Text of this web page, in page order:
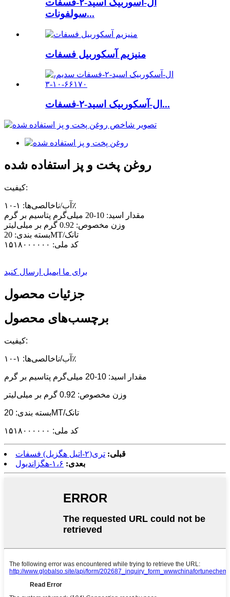
ال-آسوربیک اسید-۲-فسفات
سولفونات...
منیزیم آسکوربیل فسفات
ال-آسکوربیک اسید-۲-فسفات...
روغن پخت و پز استفاده شده
کیفیت:
آب/ناخالصی‌ها: ۱-۱۰٪
مقدار اسید: 10-20 میلی‌گرم پتاسیم بر گرم
وزن مخصوص: 0.92 گرم بر میلی‌لیتر
بسته بندی: 20MT/تانک
کد ملی: ۱۵۱۸۰۰۰۰۰۰
برای ما ایمیل ارسال کنید
جزئیات محصول
برچسب‌های محصول
کیفیت:
آب/ناخالصی‌ها: ۱-۱۰٪
مقدار اسید: 10-20 میلی‌گرم پتاسیم بر گرم
وزن مخصوص: 0.92 گرم بر میلی‌لیتر
بسته بندی: 20MT/تانک
کد ملی: ۱۵۱۸۰۰۰۰۰۰
قبلی: تری(۲-اتیل هگزیل) فسفات
بعدی: ۱،۶-هگزاندیول